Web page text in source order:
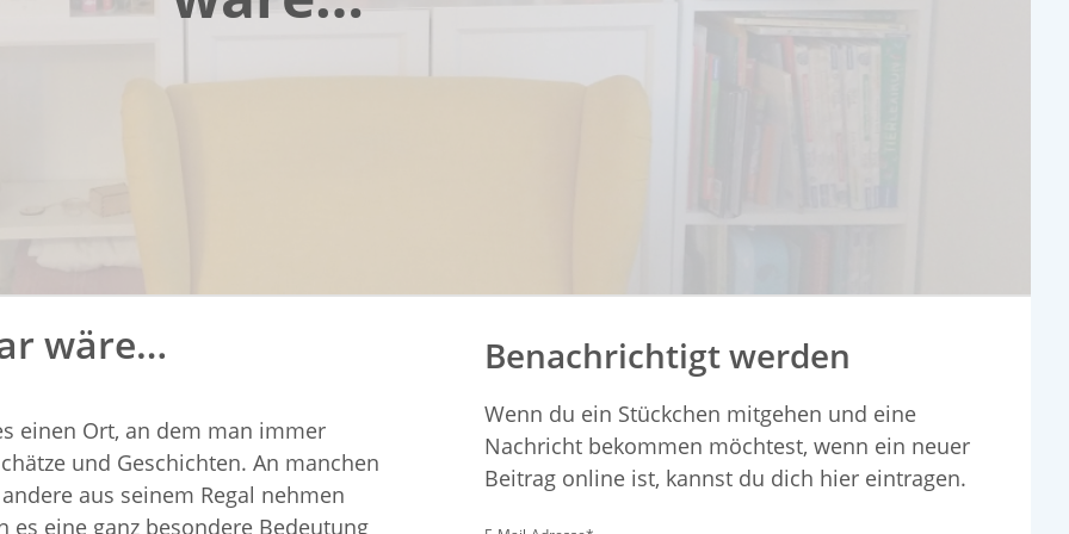
wäre…
einen Ort, an dem man immer
und Geschichten. An manchen
aus seinem Regal nehmen
eine ganz besondere Bedeutung
Benachrichtigt werden
Wenn du ein Stückchen mitgehen und eine
Nachricht bekommen möchtest, wenn ein neuer
Beitrag online ist, kannst du dich hier eintragen.